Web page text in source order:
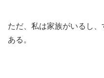
ただ、私は家族がいるし
ある。